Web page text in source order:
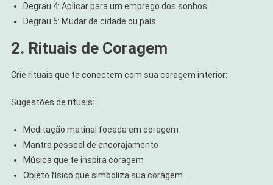
Degrau 4: Aplicar para um emprego dos sonhos
Degrau 5: Mudar de cidade ou país
2. Rituais de Coragem
Crie rituais que te conectem com sua coragem interior:
Sugestões de rituais:
Meditação matinal focada em coragem
Mantra pessoal de encorajamento
Música que te inspira coragem
Objeto físico que simboliza sua coragem